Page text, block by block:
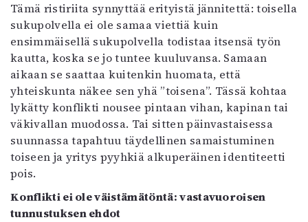
Tämä ristiriita synnyttää erityistä jännitettä: toisella
sukupolvella ei ole samaa viettiä kuin
ensimmäisellä sukupolvella todistaa itsensä työn
kautta, koska se jo tuntee kuuluvansa. Samaan
aikaan se saattaa kuitenkin huomata, että
yhteiskunta näkee sen yhä ”toisena”. Tässä kohtaa
lykätty konflikti nousee pintaan vihan, kapinan tai
väkivallan muodossa. Tai sitten päinvastaisessa
suunnassa tapahtuu täydellinen samaistuminen
toiseen ja yritys pyyhkiä alkuperäinen identiteetti
pois.
Konflikti ei ole väistämätöntä: vastavuoroisen
tunnustuksen ehdot